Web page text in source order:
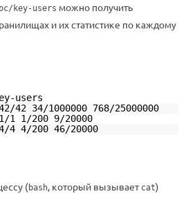
key-users можно получить
и их статистике по каждому
users
34/1000000 768/25000000
1/200 9/20000
4/200 46/20000
(bash, который вызывает cat)